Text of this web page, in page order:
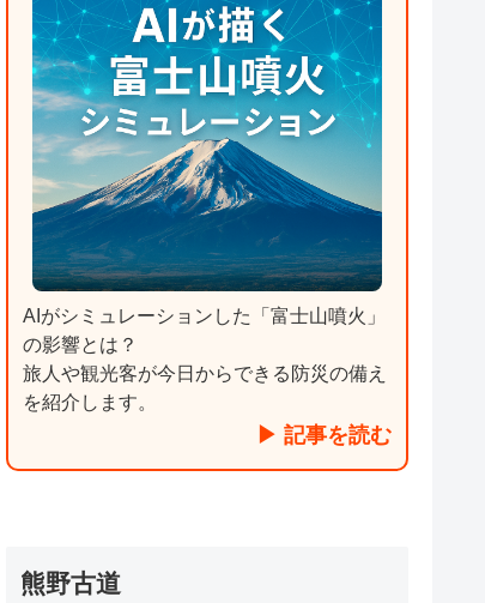
AIがシミュレーションした「富士山噴火」
の影響とは？
旅人や観光客が今日からできる防災の備え
を紹介します。
▶ 記事を読む
熊野古道